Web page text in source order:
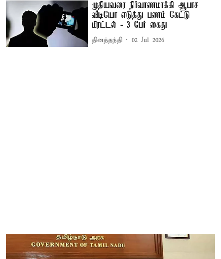
முதியவரை நிர்வாணமாக்கி ஆபாச
வீடியோ எடுத்து பணம் கேட்டு
மிரட்டல் - 3 பேர் கைது
தினத்தந்தி 02 Jul 2026